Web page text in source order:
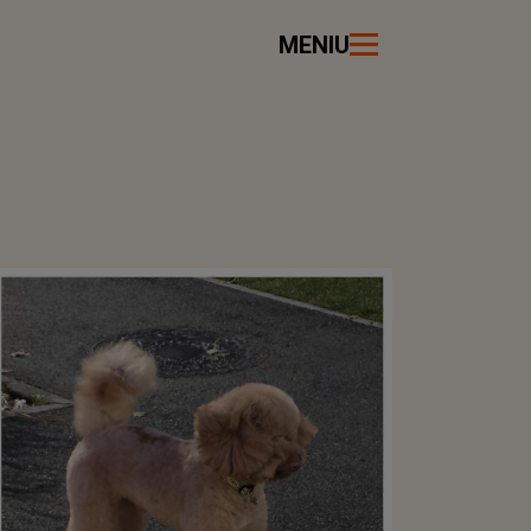
MENIU